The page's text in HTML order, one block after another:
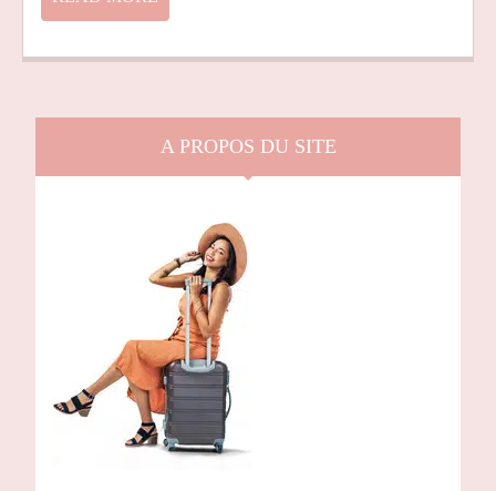
MORE
A PROPOS DU SITE